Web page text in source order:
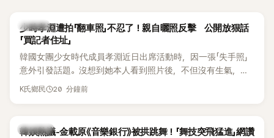
K-POP
少時孝淵遭拍「翻車照」不忍了！親自曬照反擊 公開放狠話
「買記者住址」
韓國女團少女時代成員孝淵近日出席活動時，因一張「失手照」
意外引發話題。沒想到她本人看到照片後，不但沒有生氣，反
而親自把照片放上IG限時動態開玩笑，甚至幽默喊話要「買記者
K氏鄉民 20 分鐘前
熱議討論
韓娛熱議-金載原《音樂銀行》被拱跳舞！「舞技突飛猛進」網讚